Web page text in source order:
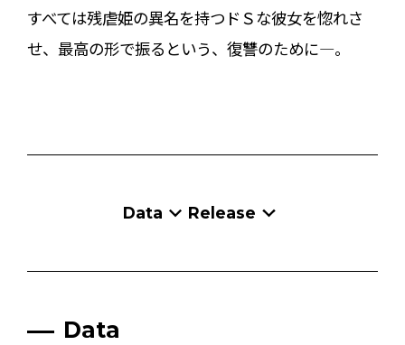
すべては残虐姫の異名を持つドＳな彼女を惚れさ
せ、最高の形で振るという、復讐のために―。
Data Release
Data